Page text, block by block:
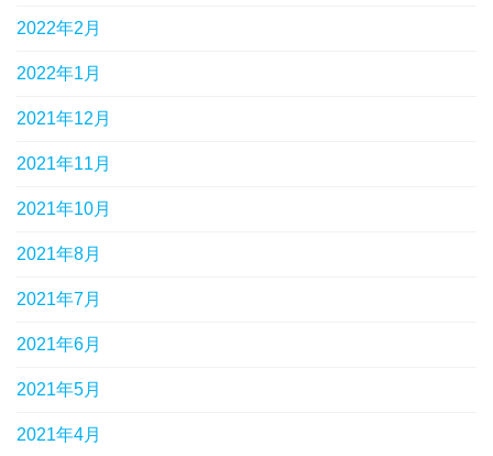
2022年2月
2022年1月
2021年12月
2021年11月
2021年10月
2021年8月
2021年7月
2021年6月
2021年5月
2021年4月